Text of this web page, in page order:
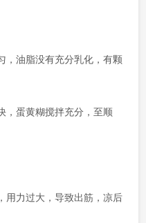
油脂没有充分乳化，有颗
蛋黄糊搅拌充分，至顺
力过大，导致出筋，凉后